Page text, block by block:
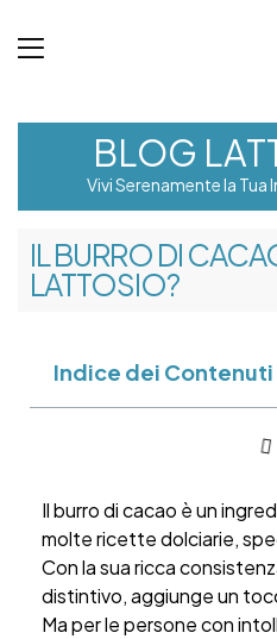
BLOG
Vivi Serenamente la
IL BURRO DI
LATTOSIO?
Indice dei Contenuti
Il burro di cacao è un
molte ricette dolciarie,
Con la sua ricca
distintivo, aggiunge un
Ma per le persone con